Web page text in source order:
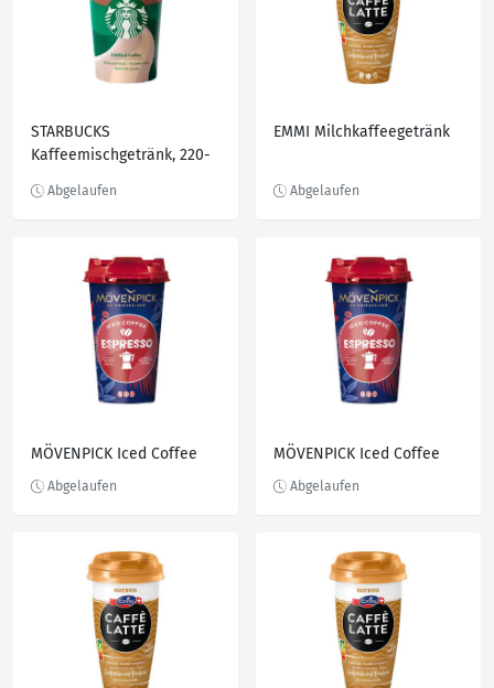
STARBUCKS
Kaffeemischgetränk, 220-
EMMI Milchkaffeegetränk
MÖVENPICK Iced Coffee MÖVENPICK Iced Coffee